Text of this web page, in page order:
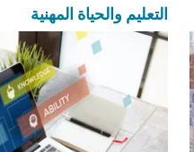
التعليم والحياة المهنية